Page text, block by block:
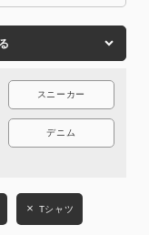
スニーカー
デニム
Tシャツ